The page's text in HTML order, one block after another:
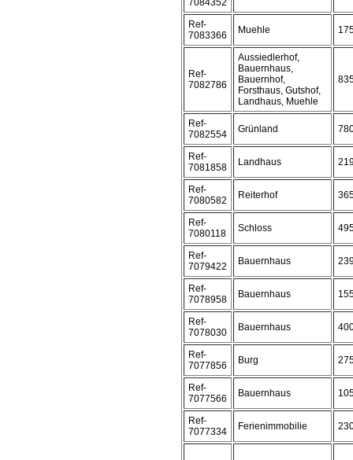
7084352
Ref-
7083366
Muehle
Ref-
7082786
Aussiedlerhof,
Bauernhaus,
Bauernhof,
Forsthaus, Gutshof,
Landhaus, Muehle
Ref-
7082554
Grünland
Ref-
7081858
Landhaus
Ref-
7080582
Reiterhof
Ref-
7080118
Schloss
Ref-
7079422
Bauernhaus
Ref-
7078958
Bauernhaus
Ref-
7078030
Bauernhaus
Ref-
7077856
Burg
Ref-
7077566
Bauernhaus
Ref-
7077334
Ferienimmobilie